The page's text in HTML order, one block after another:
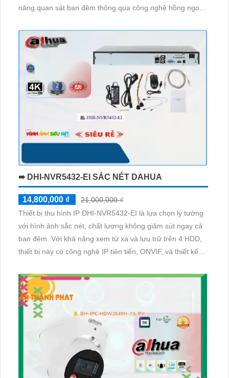
năng quan sát ban đêm thông qua công nghệ hồng ngoại
dụng công nghệ IP POE tiên tiến, giúp truyền tải tín hiệu
mạng một cách ổn định và không giảm chất lượng
➠ DHI-NVR5432-EI SẮC NÉT DAHUA
14,800,000 ₫
21,000,000 ₫
Thiết bị thu hình IP DHI-NVR5432-EI là lựa chọn lý tưởng
với hình ảnh sắc nét, chất lượng không giảm sút ngay cả
ban đêm. Với khả năng xem từ xa và lưu trữ trên 4 HDD,
thiết bị này có công nghệ IP tiên tiến, ONVIF, và thiết kế
ưu điểm vượt trội với công nghệ AI, phù hợp cho các công
trình an ninh hiện đại.